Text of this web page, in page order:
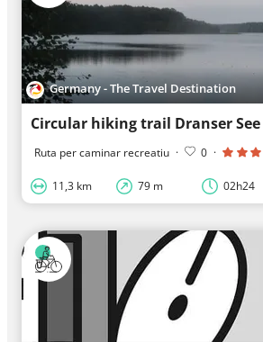
Germany - The Travel Destination
Circular hiking trail Dranser See
Ruta per caminar recreatiu · 0 ·
11,3 km 79 m 02h24